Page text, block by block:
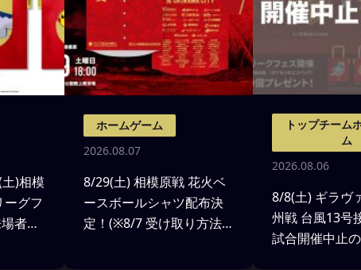
)相模
ーグフ
者先
ホームゲーム
2026.08.07
8/29(土) 相模原戦 花火ベ
ースボールシャツ配布決
定！(※8/7 受け取り方法
トップチーム
ム
2026.08.06
8/8(土) ギラヴ
州戦 台風13号
試合開催中止